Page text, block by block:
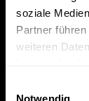
soziale
Partner
weiteren
Notwendig
Il più votato su